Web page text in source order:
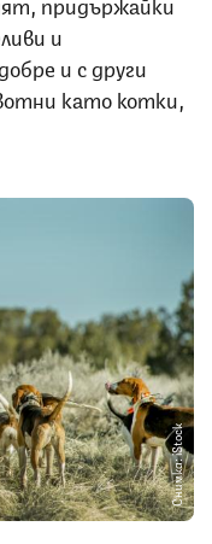
и
и с други
като котки,
Снимка: iStock